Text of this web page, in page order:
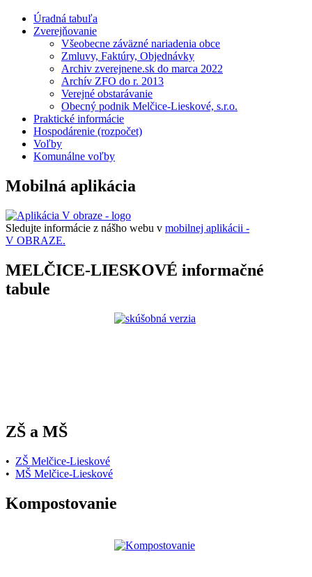
Úradná tabuľa
Zverejňovanie
Všeobecne záväzné nariadenia obce
Zmluvy, Faktúry, Objednávky
Archiv zverejnene.sk do marca 2022
Archív ZFO do r. 2013
Verejné obstarávanie
Obecný podnik Melčice-Lieskové, s.r.o.
Praktické informácie
Hospodárenie (rozpočet)
Voľby
Komunálne voľby
Mobilná aplikácia
Sledujte informácie z nášho webu v mobilnej aplikácii -
V OBRAZE.
MELČICE-LIESKOVÉ informačné
tabule
ZŠ a MŠ
• ZŠ Melčice-Lieskové
• MŠ Melčice-Lieskové
Kompostovanie